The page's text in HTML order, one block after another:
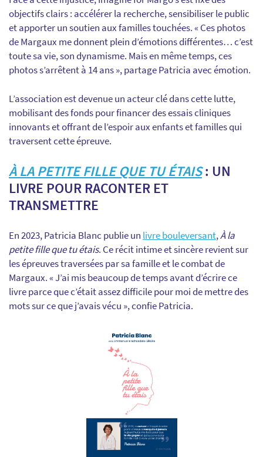
objectifs clairs : accélérer la recherche, sensibiliser le public
et apporter un soutien aux familles touchées. « Ces photos
de Margaux me donnent plein d’émotions différentes… c’est
toute sa vie, son dynamisme. Mais en même temps, ces
photos s’arrêtent à 14 ans », partage Patricia avec émotion.
L’association est devenue un acteur clé dans cette lutte,
mobilisant des fonds pour financer des essais cliniques
innovants et offrant de l’espoir aux enfants et familles qui
traversent cette épreuve.
À LA PETITE FILLE QUE TU ÉTAIS: UN
LIVRE POUR RACONTER ET
TRANSMETTRE
En 2023, Patricia Blanc publie un livre bouleversant,À la
petite fille que tu étais. Ce récit intime et sincère revient sur
les épreuves traversées par sa famille et le combat de
Margaux. « J’ai mis beaucoup de temps avant d’écrire ce
livre parce que c’était assez difficile pour moi de mettre des
mots sur ce que j’avais vécu », confie Patricia.